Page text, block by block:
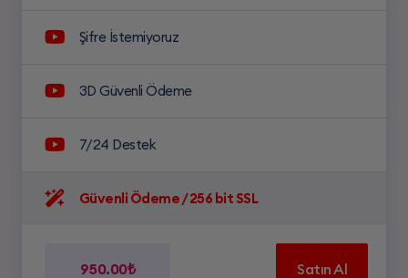
Şifre İstemiyoruz
3D Güvenli Ödeme
7/24 Destek
Güvenli Ödeme / 256 bit SSL
950.00₺ Satın Al